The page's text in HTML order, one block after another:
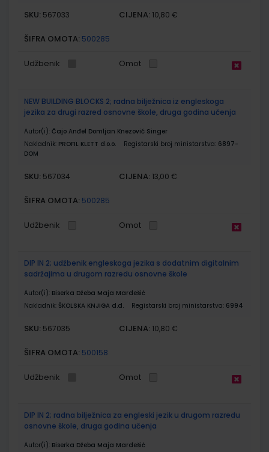
SKU: 567033 CIJENA: 10,80 €
ŠIFRA OMOTA: 500285
Udžbenik Omot
NEW BUILDING BLOCKS 2; radna bilježnica iz engleskoga
jezika za drugi razred osnovne škole, druga godina učenja
Autor(i): Čajo Anđel Domljan Knezović Singer
Nakladnik: PROFIL KLETT d.o.o. Registarski broj ministarstva: 6897-
DOM
SKU: 567034 CIJENA: 13,00 €
ŠIFRA OMOTA: 500285
Udžbenik Omot
DIP IN 2; udžbenik engleskoga jezika s dodatnim digitalnim
sadržajima u drugom razredu osnovne škole
Autor(i): Biserka Džeba Maja Mardešić
Nakladnik: ŠKOLSKA KNJIGA d.d. Registarski broj ministarstva: 6994
SKU: 567035 CIJENA: 10,80 €
ŠIFRA OMOTA: 500158
Udžbenik Omot
DIP IN 2; radna bilježnica za engleski jezik u drugom razredu
osnovne škole, druga godina učenja
Autor(i): Biserka Džeba Maja Mardešić